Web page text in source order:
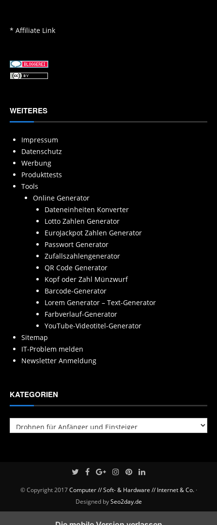
* Affiliate Link
WEITERES
Impressum
Datenschutz
Werbung
Produkttests
Tools
Online Generator
Dateneinheiten Konverter
Lotto Zahlen Generator
EuroJackpot Zahlen Generator
Passwort Generator
Zufallszahlengenerator
QR Code Generator
Kopf oder Zahl Münzwurf
Barcode-Generator
Lorem Generator – Text-Generator
Farbverlauf-Generator
YouTube-Videotitel-Generator
Sitemap
IT-Problem melden
Newsletter Anmeldung
KATEGORIEN
Kategorien
© Copyright 2017Computer // Soft- & Hardware // Internet & Co.·
Designed bySeo2day.de